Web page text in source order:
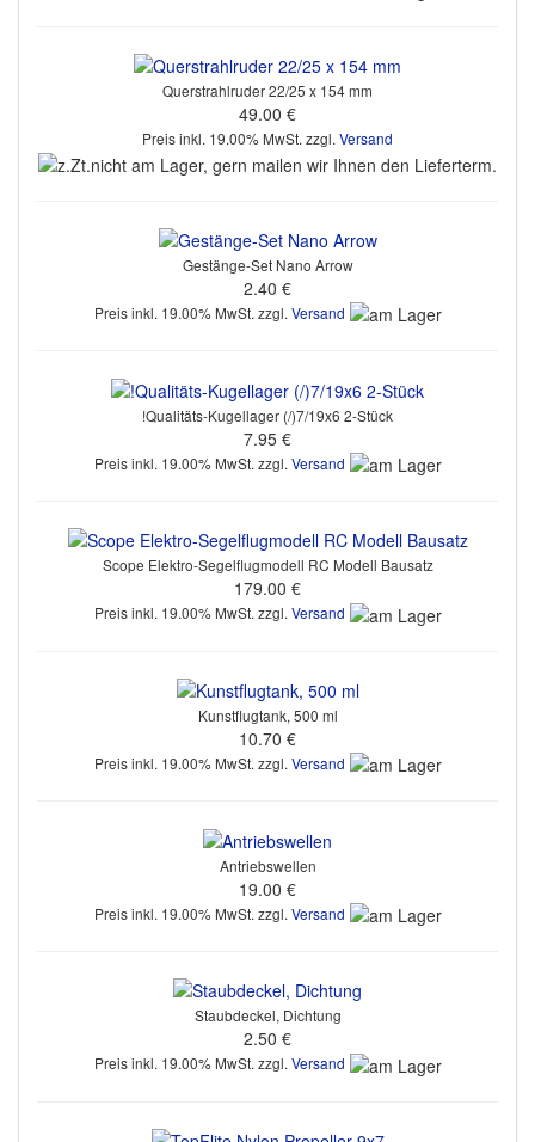
Querstrahlruder 22/25 x 154 mm
49.00 €
Preis inkl. 19.00% MwSt. zzgl. Versand
Gestänge-Set Nano Arrow
2.40 €
Preis inkl. 19.00% MwSt. zzgl. Versand
!Qualitäts-Kugellager (/)7/19x6 2-Stück
7.95 €
Preis inkl. 19.00% MwSt. zzgl. Versand
Scope Elektro-Segelflugmodell RC Modell Bausatz
179.00 €
Preis inkl. 19.00% MwSt. zzgl. Versand
Kunstflugtank, 500 ml
10.70 €
Preis inkl. 19.00% MwSt. zzgl. Versand
Antriebswellen
19.00 €
Preis inkl. 19.00% MwSt. zzgl. Versand
Staubdeckel, Dichtung
2.50 €
Preis inkl. 19.00% MwSt. zzgl. Versand